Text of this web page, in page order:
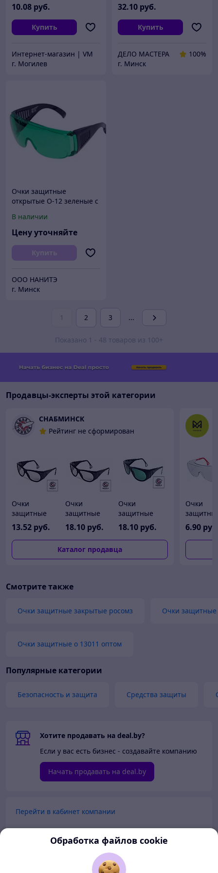
10.08 руб.
Купить
Интернет-магазин | VM
г. Могилев
32.10 руб.
Купить
ДЕЛО МАСТЕРА
100%
г. Минск
Очки защитные
открытые О-12 зеленые с
В наличии
Цену уточняйте
Купить
ООО НАНИТЭ
г. Минск
1 2 3 ...
Показано 1 - 48 товаров из 100+
Продавцы-эксперты этой категории
СНАБМИНСК
Рейтинг не сформирован
Очки
защитные
открытые О2
SPECTRUM
13.52 руб.
Очки
защитные
открытые О2
SPECTRUM
(2,5)
18.10 руб.
Очки
защитные
открытые О2
SPECTRUM (3)
18.10 руб.
Каталог продавца
Очки
открытые
РОСОМЗ
6.90
Смотрите также
Очки защитные закрытые росомз Очки защитные
Очки защитные о 13011 оптом
Популярные категории
Безопасность и защита Средства защиты
Хотите продавать на deal.by?
Если у вас есть бизнес - создавайте компанию
Начать продавать на deal.by
Перейти в кабинет компании
Перейти в личный кабинет
Обработка файлов cookie